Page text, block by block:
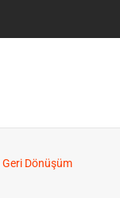
Geri Dönüşüm